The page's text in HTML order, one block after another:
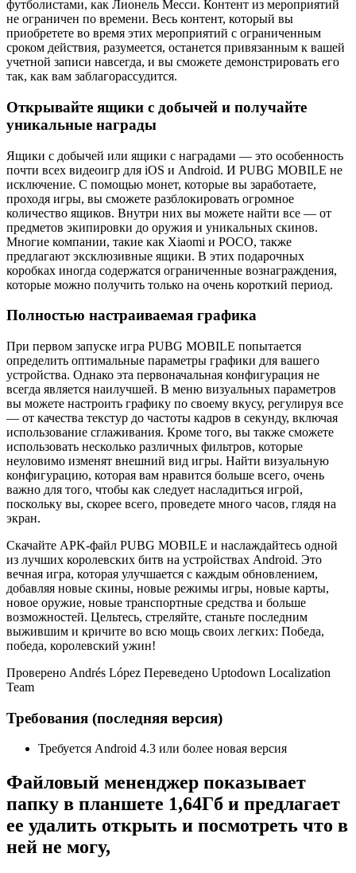
футболистами, как Лионель Месси. Контент из мероприятий
не ограничен по времени. Весь контент, который вы
приобретете во время этих мероприятий с ограниченным
сроком действия, разумеется, останется привязанным к вашей
учетной записи навсегда, и вы сможете демонстрировать его
так, как вам заблагорассудится.
Открывайте ящики с добычей и получайте
уникальные награды
Ящики с добычей или ящики с наградами — это особенность
почти всех видеоигр для iOS и Android. И PUBG MOBILE не
исключение. С помощью монет, которые вы заработаете,
проходя игры, вы сможете разблокировать огромное
количество ящиков. Внутри них вы можете найти все — от
предметов экипировки до оружия и уникальных скинов.
Многие компании, такие как Xiaomi и POCO, также
предлагают эксклюзивные ящики. В этих подарочных
коробках иногда содержатся ограниченные вознаграждения,
которые можно получить только на очень короткий период.
Полностью настраиваемая графика
При первом запуске игра PUBG MOBILE попытается
определить оптимальные параметры графики для вашего
устройства. Однако эта первоначальная конфигурация не
всегда является наилучшей. В меню визуальных параметров
вы можете настроить графику по своему вкусу, регулируя все
— от качества текстур до частоты кадров в секунду, включая
использование сглаживания. Кроме того, вы также сможете
использовать несколько различных фильтров, которые
неуловимо изменят внешний вид игры. Найти визуальную
конфигурацию, которая вам нравится больше всего, очень
важно для того, чтобы как следует насладиться игрой,
поскольку вы, скорее всего, проведете много часов, глядя на
экран.
Скачайте APK-файл PUBG MOBILE и наслаждайтесь одной
из лучших королевских битв на устройствах Android. Это
вечная игра, которая улучшается с каждым обновлением,
добавляя новые скины, новые режимы игры, новые карты,
новое оружие, новые транспортные средства и больше
возможностей. Цельтесь, стреляйте, станьте последним
выжившим и кричите во всю мощь своих легких: Победа,
победа, королевский ужин!
Проверено Andrés López Переведено Uptodown Localization
Team
Требования (последняя версия)
Требуется Android 4.3 или более новая версия
Файловый мененджер показывает
папку в планшете 1,64Гб и предлагает
ее удалить открыть и посмотреть что в
ней не могу,